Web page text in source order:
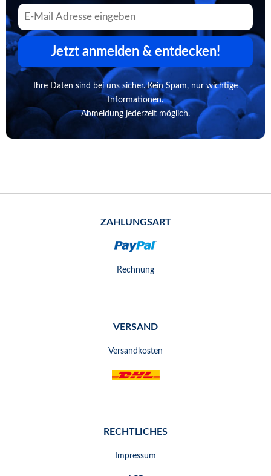
Jetzt anmelden & entdecken!
Ihre Daten sind bei uns sicher. Kein Spam, nur wichtige
Informationen.
Abmeldung jederzeit möglich.
ZAHLUNGSART
Rechnung
VERSAND
Versandkosten
RECHTLICHES
Impressum